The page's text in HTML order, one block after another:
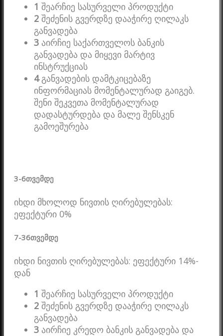
1 შეარჩიე სასურველი პროდუქტი
2 შეძენის გვერდზე დააჭირე ღილაკს
განვადება
3 აირჩიე საქართველოს ბანკის
განვადება და მიყევი მარტივ
ინსტრუქციას
4განვადების დამტკიცებაზე
ინფორმაციას მომენტალურად გაიგებ.
შენი შეკვეთა მომენტალურად
დადასტურდება და მალე შენსკენ
გამოეშურება
3-6თვემდე
იხდი მხოლოდ ნივთის ღირებულებას:
ეფექტური 0%
7-36თვემდე
იხდი ნივთის ღირებულებას: ეფექტური 14%-
დან
1 შეარჩიე სასურველი პროდუქტი
2 შეძენის გვერდზე დააჭირე ღილაკს
განვადება
3 აირჩიე კრედო ბანკის განვადება და